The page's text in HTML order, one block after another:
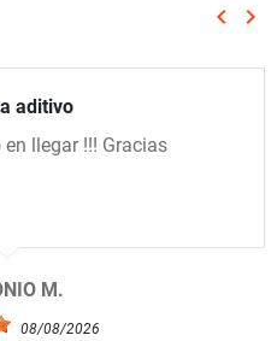
keyboard_arrow_left keyboard_arrow_right
aditivo
llegar !!! Gracias
M.
08/08/2026